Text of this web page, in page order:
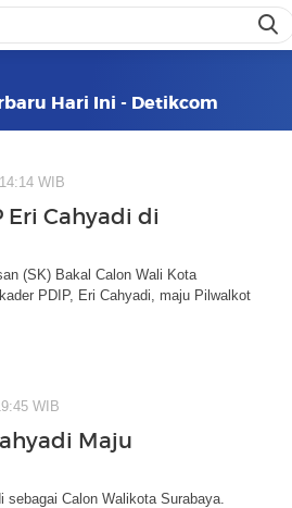
Hari Ini - Detikcom
WIB
Eri Cahyadi di
(SK) Bakal Calon Wali Kota
PDIP, Eri Cahyadi, maju Pilwalkot
WIB
Maju
sebagai Calon Walikota Surabaya.